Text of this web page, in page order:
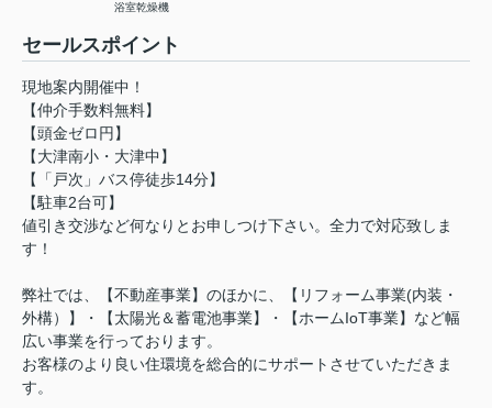
浴室乾燥機
セールスポイント
現地案内開催中！
【仲介手数料無料】
【頭金ゼロ円】
【大津南小・大津中】
【「戸次」バス停徒歩14分】
【駐車2台可】
値引き交渉など何なりとお申しつけ下さい。全力で対応致しま
す！
弊社では、【不動産事業】のほかに、【リフォーム事業(内装・
外構）】・【太陽光＆蓄電池事業】・【ホームIoT事業】など幅
広い事業を行っております。
お客様のより良い住環境を総合的にサポートさせていただきま
す。